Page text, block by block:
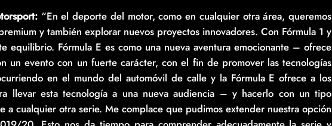
“En el deporte del motor, como en cualquier otra área, queremos
y también explorar nuevos proyectos innovadores. Con Fórmula 1 y
equilibrio. Fórmula E es como una nueva aventura emocionante – ofrece
un evento con un fuerte carácter, con el fin de promover las tecnologías
en el mundo del automóvil de calle y la Fórmula E ofrece a los
llevar esta tecnología a una nueva audiencia – y hacerlo con un tipo
a cualquier otra serie. Me complace que pudimos extender nuestra opción